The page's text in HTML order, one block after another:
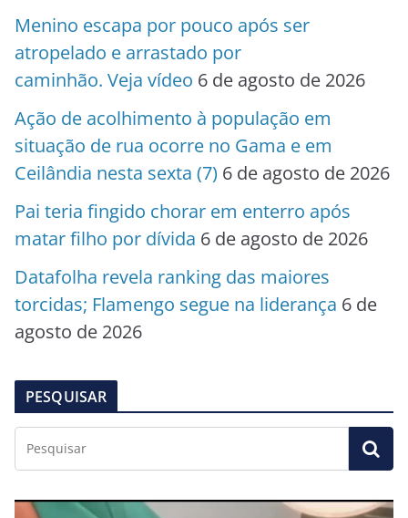
Menino escapa por pouco após ser
atropelado e arrastado por
caminhão. Veja vídeo 6 de agosto de 2026
Ação de acolhimento à população em
situação de rua ocorre no Gama e em
Ceilândia nesta sexta (7) 6 de agosto de 2026
Pai teria fingido chorar em enterro após
matar filho por dívida 6 de agosto de 2026
Datafolha revela ranking das maiores
torcidas; Flamengo segue na liderança 6 de
agosto de 2026
PESQUISAR